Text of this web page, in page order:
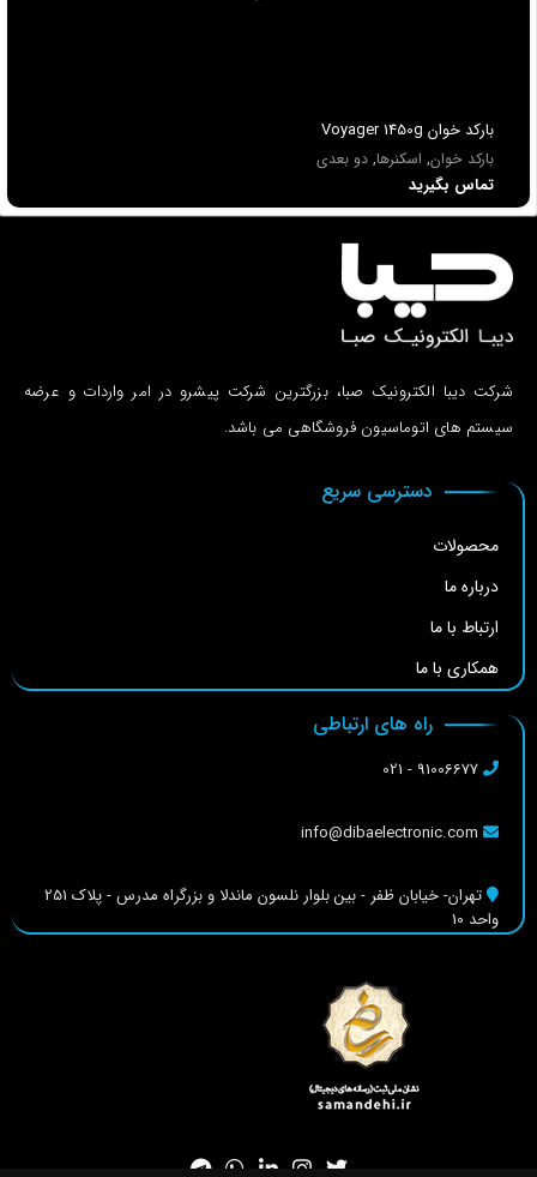
باركد خوان Voyager 1450g
بارکد خوان, اسکنرها, دو بعدی
تماس بگیرید
شرکت دیبا الکترونیک صبا، بزرگترین شرکت پیشرو در امر واردات و عرضه
سیستم های اتوماسیون فروشگاهی می باشد.
دسترسی سریع
محصولات
درباره ما
ارتباط با ما
همکاری با ما
راه های ارتباطی
تهران- خیابان ظفر - بین بلوار نلسون ماندلا و بزرگراه مدرس - پلاک 251
واحد 10